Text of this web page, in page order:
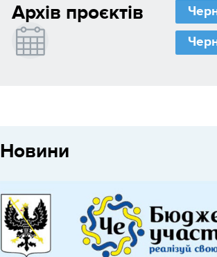
Архів проєктів
Новини